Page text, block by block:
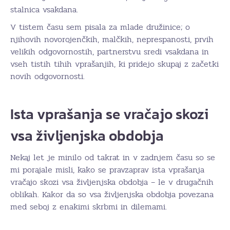
stalnica vsakdana.
V tistem času sem pisala za mlade družinice; o
njihovih novorojenčkih, malčkih, neprespanosti, prvih
velikih odgovornostih, partnerstvu sredi vsakdana in
vseh tistih tihih vprašanjih, ki pridejo skupaj z začetki
novih odgovornosti.
Ista vprašanja se vračajo skozi
vsa življenjska obdobja
Nekaj let je minilo od takrat in v zadnjem času so se
mi porajale misli, kako se pravzaprav ista vprašanja
vračajo skozi vsa življenjska obdobja – le v drugačnih
oblikah. Kakor da so vsa življenjska obdobja povezana
med seboj z enakimi skrbmi in dilemami.